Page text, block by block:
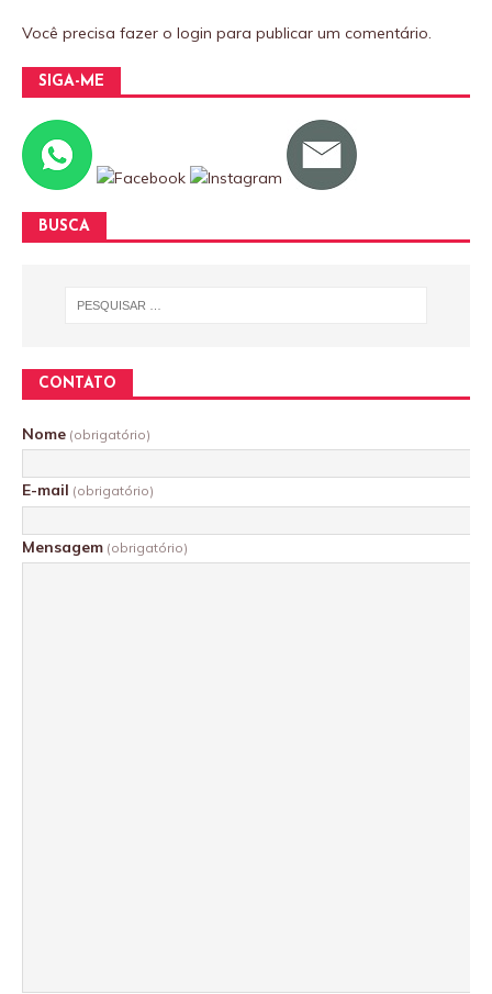
Você precisa fazer o login para publicar um comentário.
SIGA-ME
BUSCA
CONTATO
Nome (obrigatório)
E-mail (obrigatório)
Mensagem (obrigatório)